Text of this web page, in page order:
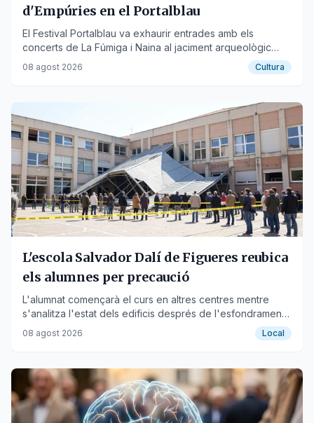
d'Empúries en el Portalblau
El Festival Portalblau va exhaurir entrades amb els
concerts de La Fúmiga i Naina al jaciment arqueològic
d'Empúries, celebrant la música i la llengua valencianes.
08 agost 2026 Cultura
L'escola Salvador Dalí de Figueres reubica
els alumnes per precaució
L'alumnat començarà el curs en altres centres mentre
s'analitza l'estat dels edificis després de l'esfondrament
del gimnàs.
08 agost 2026 Local